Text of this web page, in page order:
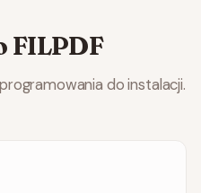
FILPDF
do instalacji.